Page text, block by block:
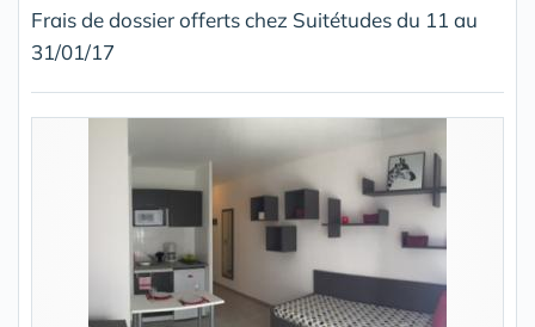
Frais de dossier offerts chez Suitétudes du 11 au
31/01/17